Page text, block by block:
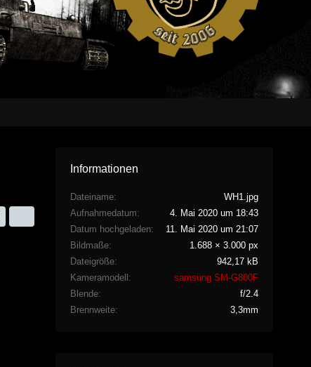
Informationen
Dateiname
WH1.jpg
Aufnahmedatum
4. Mai 2020 um 18:43
Datum hochgeladen
11. Mai 2020 um 21:07
Bildmaße
1.688 × 3.000 px
Dateigröße
942,17 kB
Kameramodell
samsung SM-G800F
Blende
f/2.4
Brennweite
3,3mm